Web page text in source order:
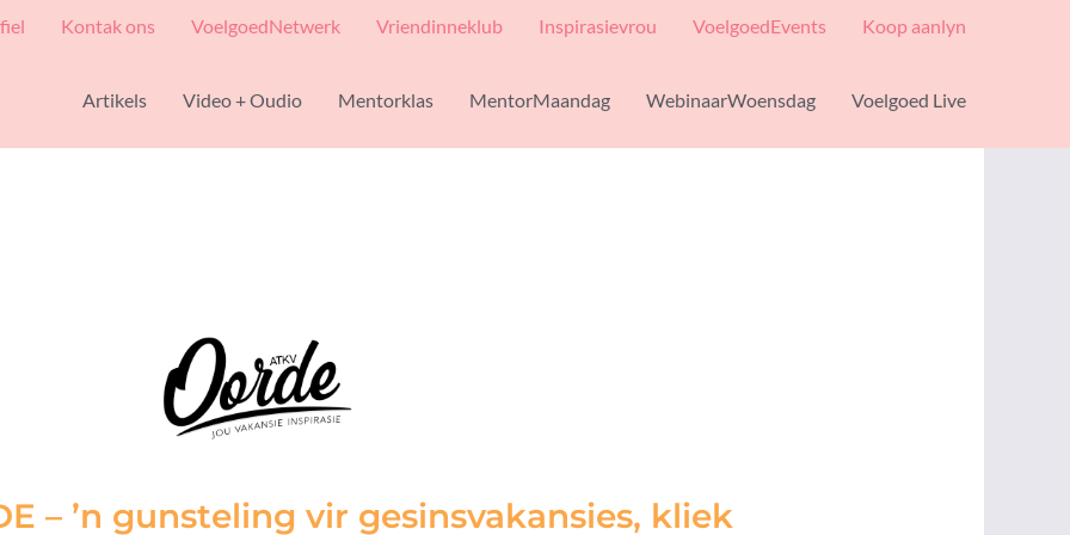
Kontak ons VoelgoedNetwerk Vriendinneklub Inspirasievrou VoelgoedEvents Koop aanlyn
Artikels Video + Oudio Mentorklas MentorMaandag WebinaarWoensdag Voelgoed Live
– ’n gunsteling vir gesinsvakansies, kliek